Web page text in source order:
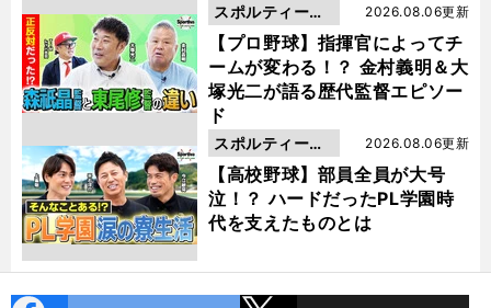
【プロ野球】指揮官によってチ
ームが変わる！？ 金村義明＆大
塚光二が語る歴代監督エピソー
ド
2026.08.06更新
スポルティーバ
動画
【高校野球】部員全員が大号
泣！？ ハードだったPL学園時
代を支えたものとは
2026.08.06更新
スポルティーバ
動画